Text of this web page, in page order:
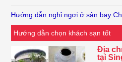
Hướng dẫn nghỉ ngơi ở sân bay
Hướng dẫn chọn khách sạn tốt
Địa
tại